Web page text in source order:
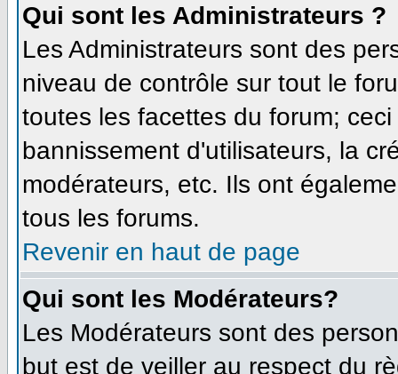
Qui sont les Administrateurs ?
Les Administrateurs sont des
niveau de contrôle sur tout le
toutes les facettes du forum;
bannissement d'utilisateurs, la
modérateurs, etc. Ils ont
tous les forums.
Revenir en haut de page
Qui sont les Modérateurs?
Les Modérateurs sont des
but est de veiller au respect du